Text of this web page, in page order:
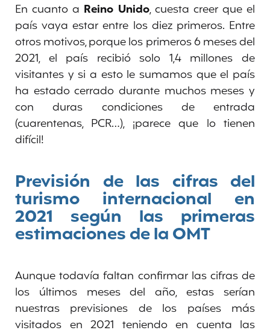
En cuanto a Reino Unido, cuesta creer que el
país vaya estar entre los diez primeros. Entre
otros motivos, porque los primeros 6 meses del
2021, el país recibió solo 1,4 millones de
visitantes y si a esto le sumamos que el país
ha estado cerrado durante muchos meses y
con duras condiciones de entrada
(cuarentenas, PCR…), ¡parece que lo tienen
difícil!
Previsión de las cifras del
turismo internacional en
2021 según las primeras
estimaciones de la OMT
Aunque todavía faltan confirmar las cifras de
los últimos meses del año, estas serían
nuestras previsiones de los países más
visitados en 2021 teniendo en cuenta las